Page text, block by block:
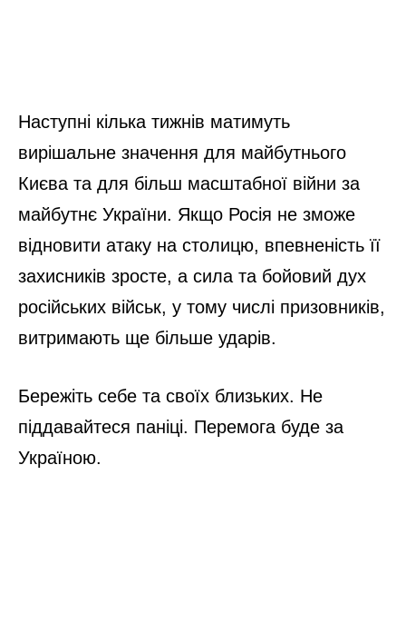
Наступні кілька тижнів матимуть
вирішальне значення для майбутнього
Києва та для більш масштабної війни за
майбутнє України. Якщо Росія не зможе
відновити атаку на столицю, впевненість її
захисників зросте, а сила та бойовий дух
російських військ, у тому числі призовників,
витримають ще більше ударів.
Бережіть себе та своїх близьких. Не
піддавайтеся паніці. Перемога буде за
Україною.